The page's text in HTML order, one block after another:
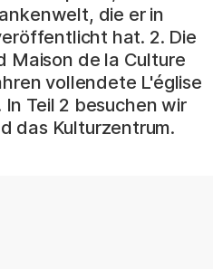
die er in
hat. 2. Die
Maison de la Culture
vollendete L'église
In Teil 2 besuchen wir
das Kulturzentrum.